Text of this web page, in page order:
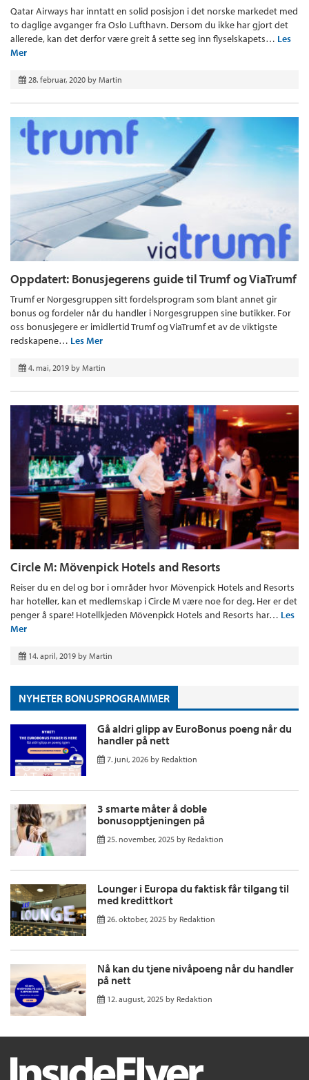
Qatar Airways har inntatt en solid posisjon i det norske markedet med
to daglige avganger fra Oslo Lufthavn. Dersom du ikke har gjort det
allerede, kan det derfor være greit å sette seg inn flyselskapets… Les
Mer
28. februar, 2020 by Martin
Oppdatert: Bonusjegerens guide til Trumf og ViaTrumf
Trumf er Norgesgruppen sitt fordelsprogram som blant annet gir
bonus og fordeler når du handler i Norgesgruppen sine butikker. For
oss bonusjegere er imidlertid Trumf og ViaTrumf et av de viktigste
redskapene… Les Mer
4. mai, 2019 by Martin
Circle M: Mövenpick Hotels and Resorts
Reiser du en del og bor i områder hvor Mövenpick Hotels and Resorts
har hoteller, kan et medlemskap i Circle M være noe for deg. Her er det
penger å spare! Hotellkjeden Mövenpick Hotels and Resorts har… Les
Mer
14. april, 2019 by Martin
NYHETER BONUSPROGRAMMER
Gå aldri glipp av EuroBonus poeng når du
handler på nett
7. juni, 2026 by Redaktion
3 smarte måter å doble
bonusopptjeningen på
25. november, 2025 by Redaktion
Lounger i Europa du faktisk får tilgang til
med kredittkort
26. oktober, 2025 by Redaktion
Nå kan du tjene nivåpoeng når du handler
på nett
12. august, 2025 by Redaktion